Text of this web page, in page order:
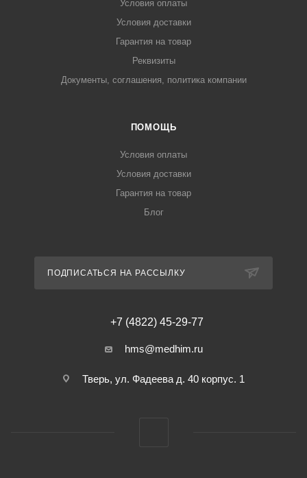
Условия оплаты
Условия доставки
Гарантия на товар
Реквизиты
Документы, соглашения, политика компании
ПОМОЩЬ
Условия оплаты
Условия доставки
Гарантия на товар
Блог
ПОДПИСАТЬСЯ НА РАССЫЛКУ
+7 (4822) 45-29-77
hms@medhim.ru
Тверь, ул. Фадеева д. 40 корпус. 1